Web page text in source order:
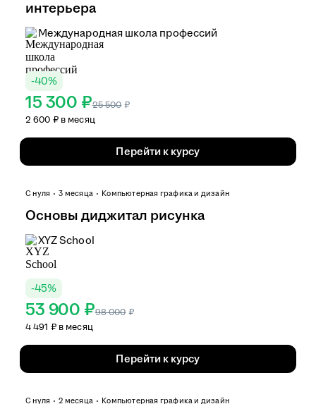
интерьера
Международная школа профессий
-40%
15 300 ₽25 500 ₽
2 600 ₽ в месяц
Перейти к курсу
С нуля 3 месяца Компьютерная графика и дизайн
Основы диджитал рисунка
XYZ School
-45%
53 900 ₽98 000 ₽
4 491 ₽ в месяц
Перейти к курсу
С нуля 2 месяца Компьютерная графика и дизайн